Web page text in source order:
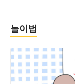
놀이법